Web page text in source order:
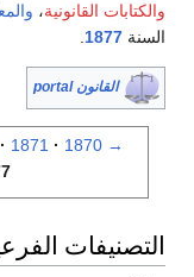
والكتابات القانونية،
السنة 1877
القانون portal
→
1870
1871
التصنيفات